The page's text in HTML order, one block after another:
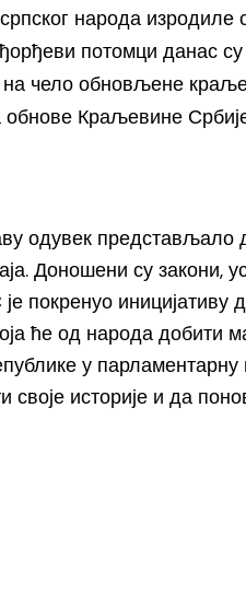
народа изродиле
потомци данас су
чело обновљене
обнове Краљевине
одувек
Доношени су закони,
покренуо иницијативу
ће од народа добити
у
своје историје и да